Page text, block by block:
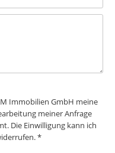
Immobilien GmbH meine
meiner Anfrage
Die Einwilligung kann ich
*